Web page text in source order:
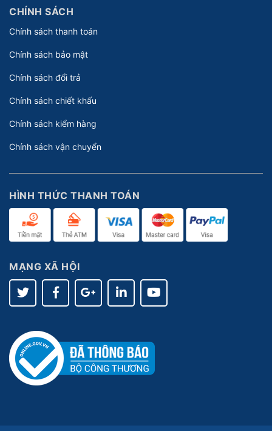
CHÍNH SÁCH
Chính sách thanh toán
Chính sách bảo mật
Chính sách đổi trả
Chính sách chiết khấu
Chính sách kiểm hàng
Chính sách vận chuyển
HÌNH THỨC THANH TOÁN
MẠNG XÃ HỘI